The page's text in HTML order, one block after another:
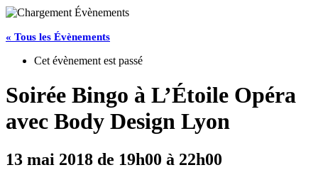
« Tous les Évènements
Cet évènement est passé
Soirée Bingo à L’Étoile Opéra
avec Body Design Lyon
13 mai 2018 de 19h00 à 22h00